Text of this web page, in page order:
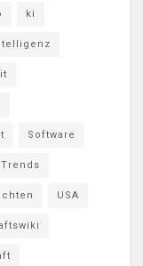
ki
Software
Trends
USA